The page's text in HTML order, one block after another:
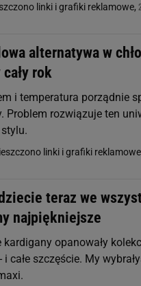
linki i grafiki reklamowe,
alternatywa w
rok
i temperatura porządnie
Problem rozwiązuje ten
linki i grafiki
teraz we
najpiękniejsze
opanowały
całe szczęście. My